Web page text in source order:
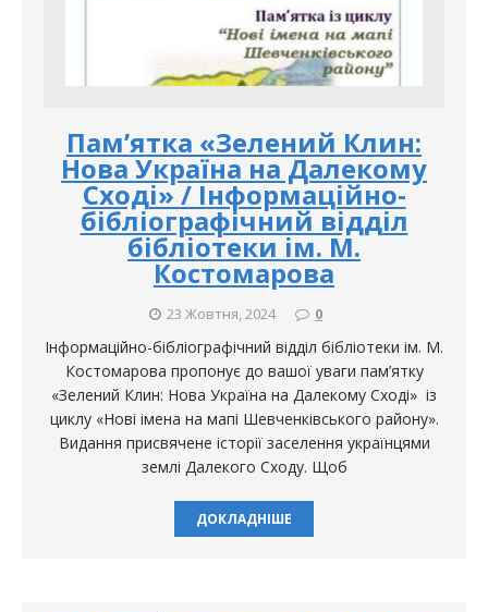
Пам’ятка «Зелений Клин:
Нова Україна на Далекому
Сході» / Інформаційно-
бібліографічний відділ
бібліотеки ім. М.
Костомарова
23 Жовтня, 2024 0
Інформаційно-бібліографічний відділ бібліотеки ім. М.
Костомарова пропонує до вашої уваги пам’ятку
«Зелений Клин: Нова Україна на Далекому Сході» із
циклу «Нові імена на мапі Шевченківського району».
Видання присвячене історії заселення українцями
землі Далекого Сходу. Щоб
ДОКЛАДНІШЕ